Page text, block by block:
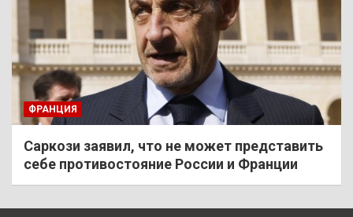
ФРАНЦИЯ
Саркози заявил, что не может представить
себе противостояние России и Франции